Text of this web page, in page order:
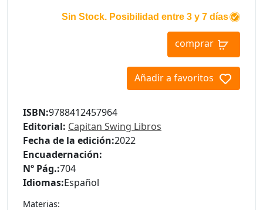
Sin Stock. Posibilidad entre 3 y 7 días
comprar
Añadir a favoritos
ISBN:9788412457964
Editorial: Capitan Swing Libros
Fecha de la edición:2022
Encuadernación:
Nº Pág.:704
Idiomas:Español
Materias: